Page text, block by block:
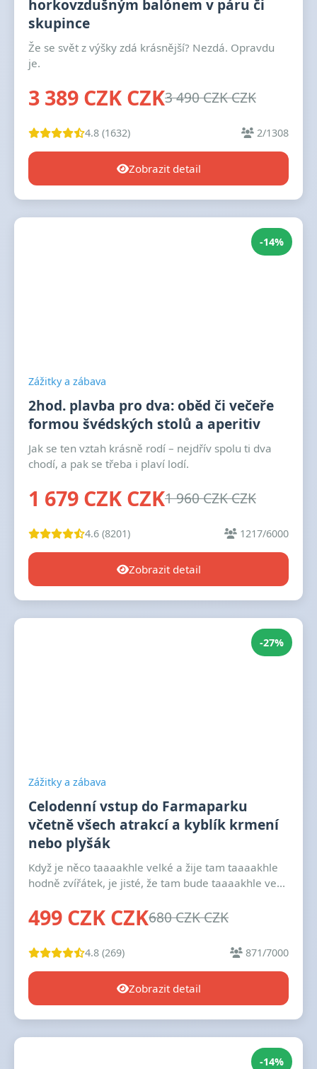
horkovzdušným balónem v páru či
skupince
Že se svět z výšky zdá krásnější? Nezdá. Opravdu
je.
3 389 CZK CZK3 490 CZK CZK
4.8 (1632) 2/1308
Zobrazit detail
-14%
Zážitky a zábava
2hod. plavba pro dva: oběd či večeře
formou švédských stolů a aperitiv
Jak se ten vztah krásně rodí – nejdřív spolu ti dva
chodí, a pak se třeba i plaví lodí.
1 679 CZK CZK1 960 CZK CZK
4.6 (8201) 1217/6000
Zobrazit detail
-27%
Zážitky a zábava
Celodenní vstup do Farmaparku
včetně všech atrakcí a kyblík krmení
nebo plyšák
Když je něco taaaakhle velké a žije tam taaaakhle
hodně zvířátek, je jisté, že tam bude taaaakhle ve...
499 CZK CZK680 CZK CZK
4.8 (269) 871/7000
Zobrazit detail
-14%